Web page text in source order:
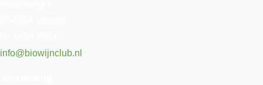
info@biowijnclub.nl